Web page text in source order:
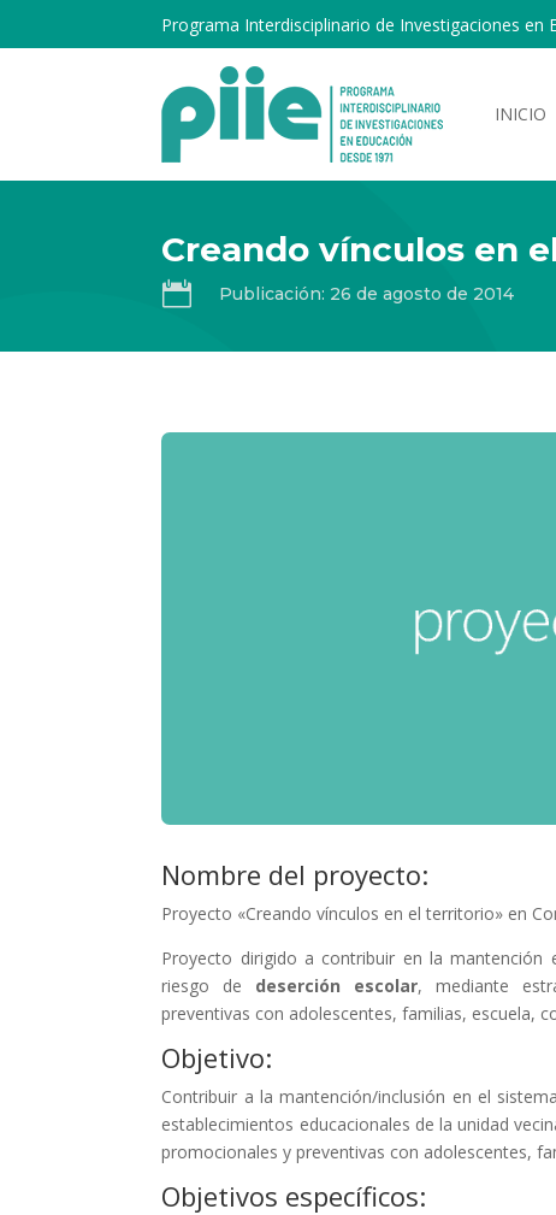
Programa Interdisciplinario de Investigaciones en
INICIO
Creando vínculos en
 Publicación: 26 de agosto de 2014
Nombre del proyecto:
Proyecto «Creando vínculos en el territorio» en
Proyecto dirigido a contribuir en la mantención
riesgo de deserción escolar, mediante
preventivas con adolescentes, familias, escuela,
Objetivo:
Contribuir a la mantención/inclusión en el
establecimientos educacionales de la unidad
promocionales y preventivas con adolescentes,
Objetivos específicos: